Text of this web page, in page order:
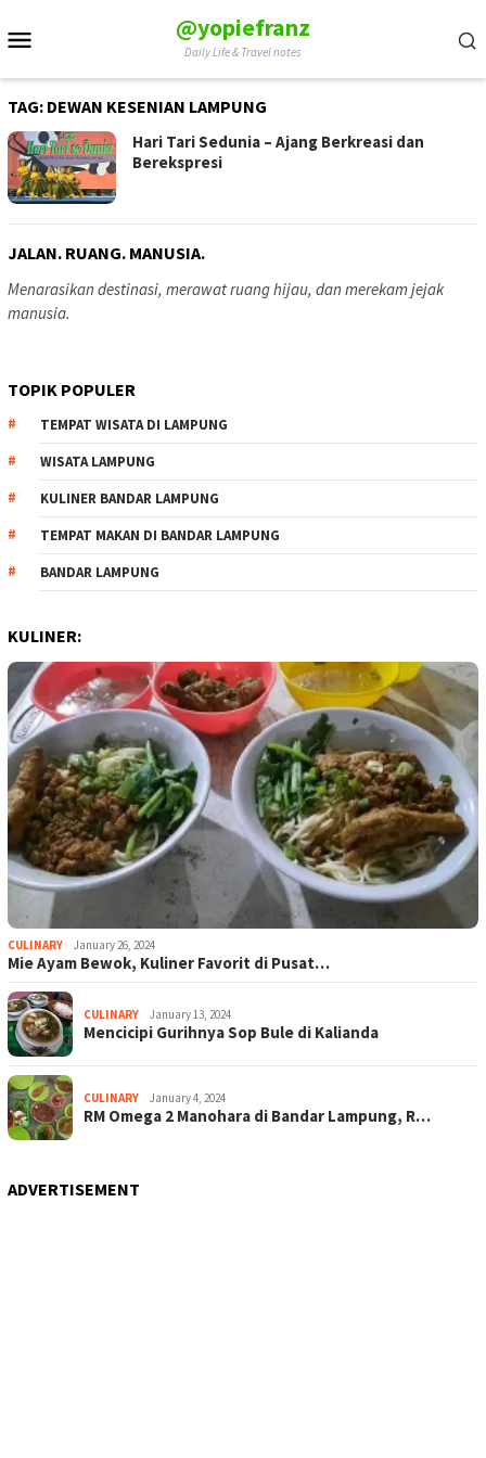
to
@yopiefranz
Daily Life & Travel notes
TAG: DEWAN KESENIAN LAMPUNG
Hari Tari Sedunia – Ajang Berkreasi dan
Berekspresi
JALAN. RUANG. MANUSIA.
Menarasikan destinasi, merawat ruang hijau, dan merekam jejak
manusia.
TOPIK POPULER
TEMPAT WISATA DI LAMPUNG
WISATA LAMPUNG
KULINER BANDAR LAMPUNG
TEMPAT MAKAN DI BANDAR LAMPUNG
BANDAR LAMPUNG
KULINER:
CULINARY January 26, 2024
Mie Ayam Bewok, Kuliner Favorit di Pusat…
CULINARY January 13, 2024
Mencicipi Gurihnya Sop Bule di Kalianda
CULINARY January 4, 2024
RM Omega 2 Manohara di Bandar Lampung, R…
ADVERTISEMENT